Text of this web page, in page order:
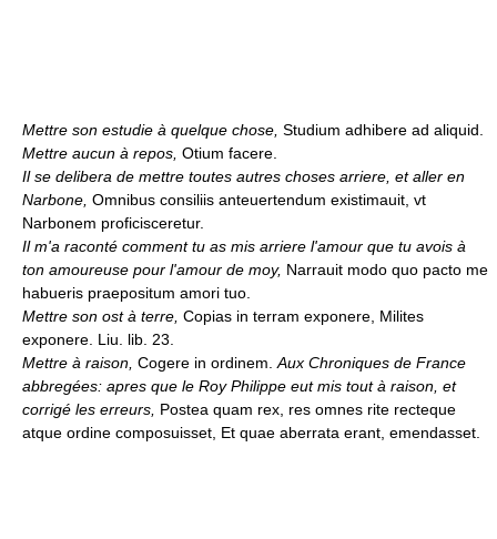
Mettre son estudie à quelque chose, Studium adhibere ad aliquid.
Mettre aucun à repos, Otium facere.
Il se delibera de mettre toutes autres choses arriere, et aller en
Narbone, Omnibus consiliis anteuertendum existimauit, vt
Narbonem proficisceretur.
Il m'a raconté comment tu as mis arriere l'amour que tu avois à
ton amoureuse pour l'amour de moy, Narrauit modo quo pacto me
habueris praepositum amori tuo.
Mettre son ost à terre, Copias in terram exponere, Milites
exponere. Liu. lib. 23.
Mettre à raison, Cogere in ordinem. Aux Chroniques de France
abbregées: apres que le Roy Philippe eut mis tout à raison, et
corrigé les erreurs, Postea quam rex, res omnes rite recteque
atque ordine composuisset, Et quae aberrata erant, emendasset.